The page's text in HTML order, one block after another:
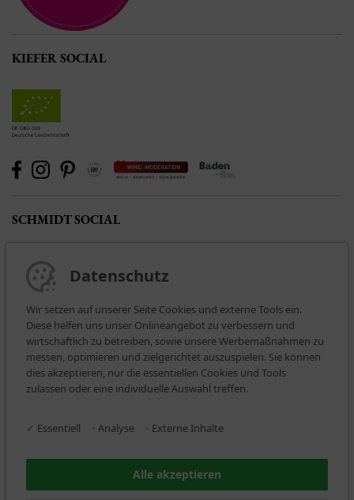
KIEFER SOCIAL
SCHMIDT SOCIAL
BEZAHLARTEN
Datenschutz
Wir setzen auf unserer Seite Cookies und externe Tools ein.
Diese helfen uns unser Onlineangebot zu verbessern und
wirtschaftlich zu betreiben, sowie unsere Werbemaßnahmen zu
messen, optimieren und zielgerichtet auszuspielen. Sie können
dies akzeptieren, nur die essentiellen Cookies und Tools
zulassen oder eine individuelle Auswahl treffen.
✓ Essentiell Analyse Externe Inhalte
Alle akzeptieren